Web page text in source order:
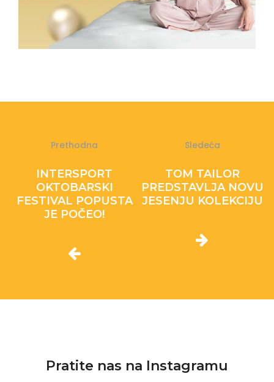
Prethodna
INTERSPORT
OKTOBARSKI
FESTIVAL POPUSTA
JE POČEO!
Sledeća
TOM TAILOR
PREDSTAVLJA NOVU
JESENJU KOLEKCIJU
Pratite nas na Instagramu